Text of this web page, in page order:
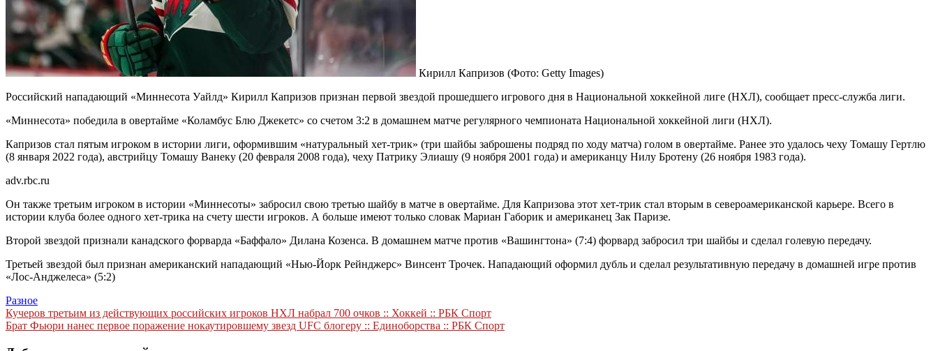
Кирилл Капризов (Фото: Getty Images)
Российский нападающий «Миннесота Уайлд» Кирилл Капризов признан первой звездой прошедшего игрового дня в Национальной хоккейной лиге (НХЛ), сообщает пресс-служба лиги.
«Миннесота» победила в овертайме «Коламбус Блю Джекетс» со счетом 3:2 в домашнем матче регулярного чемпионата Национальной хоккейной лиги (НХЛ).
Капризов стал пятым игроком в истории лиги, оформившим «натуральный хет-трик» (три шайбы заброшены подряд по ходу матча) голом в овертайме. Ранее это удалось чеху Томашу Гертлю
(8 января 2022 года), австрийцу Томашу Ванеку (20 февраля 2008 года), чеху Патрику Элиашу (9 ноября 2001 года) и американцу Нилу Бротену (26 ноября 1983 года).
adv.rbc.ru
Он также третьим игроком в истории «Миннесоты» забросил свою третью шайбу в матче в овертайме. Для Капризова этот хет-трик стал вторым в североамериканской карьере. Всего в
истории клуба более одного хет-трика на счету шести игроков. А больше имеют только словак Мариан Габорик и американец Зак Паризе.
Второй звездой признали канадского форварда «Баффало» Дилана Козенса. В домашнем матче против «Вашингтона» (7:4) форвард забросил три шайбы и сделал голевую передачу.
Третьей звездой был признан американский нападающий «Нью-Йорк Рейнджерс» Винсент Трочек. Нападающий оформил дубль и сделал результативную передачу в домашней игре против
«Лос-Анджелеса» (5:2)
Разное
Навигация
по
Кучеров третьим из действующих российских игроков НХЛ набрал 700 очков :: Хоккей :: РБК Спорт
Брат Фьюри нанес первое поражение нокаутировшему звезд UFC блогеру :: Единоборства :: РБК Спорт